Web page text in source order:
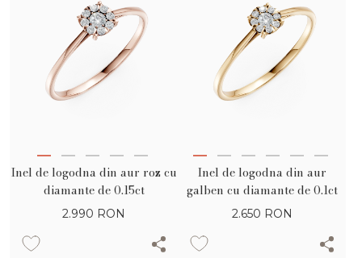
Inel de logodna din aur roz cu
diamante de 0.15ct
2.990 RON
Inel de logodna din aur
galben cu diamante de 0.1ct
2.650 RON